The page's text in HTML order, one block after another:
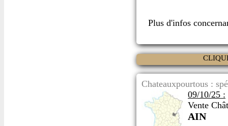
Plus d'infos
Chateauxpourtous :
09/10/25 :
Vente
AIN